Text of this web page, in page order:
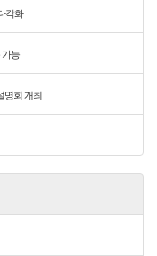
각화
가능
명회 개최